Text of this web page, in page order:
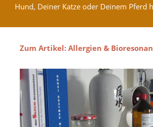
Hund, Deiner Katze oder Deinem Pferd
Zum Artikel: Allergien &